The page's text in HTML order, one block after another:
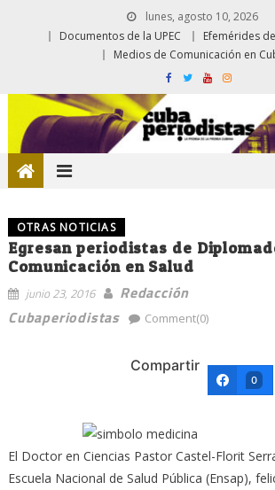
lunes, agosto 10, 2026
Documentos de la UPEC
Efemérides
Medios de Comunicación en
OTRAS NOTICIAS
Egresan periodistas de
Comunicación en Salud
junio 23, 2016
Redacción
Cubaperiodistas
Comment(0)
Compartir
0
El Doctor en Ciencias Pastor Castel-Florit
Escuela Nacional de Salud Pública (Ensap),